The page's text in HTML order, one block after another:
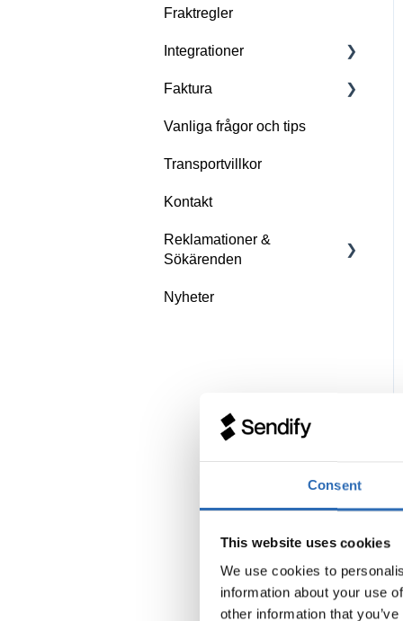
Consent
This website uses cookies
We use cookies to
information about your use
other information that
Fraktregler
Integrationer
Importera dina ordrar till
ditt affärssystem
Faktura
Fakturaposter
Vanliga frågor och tips
Transportvillkor
Kontakt
Reklamationer &
Sökärenden
Specifikt för transportör
Nyheter